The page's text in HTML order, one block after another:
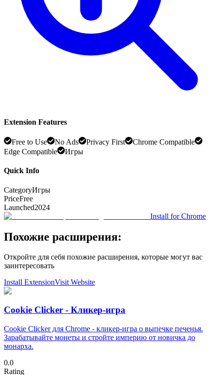
Extension Features
Free to Use No Ads Privacy First
Chrome Compatible
Edge Compatible
Игры
Quick Info
CategoryИгры
PriceFree
Launched2024
Install for Chrome
Похожие расширения:
Откройте для себя похожие расширения, которые могут вас
заинтересовать
Install ExtensionVisit Website
Cookie Clicker - Кликер-игра
Cookie Clicker для Chrome - кликер-игра о выпечке печенья.
Зарабатывайте монеты и стройте империю от новичка до
монарха.
0.0
Rating